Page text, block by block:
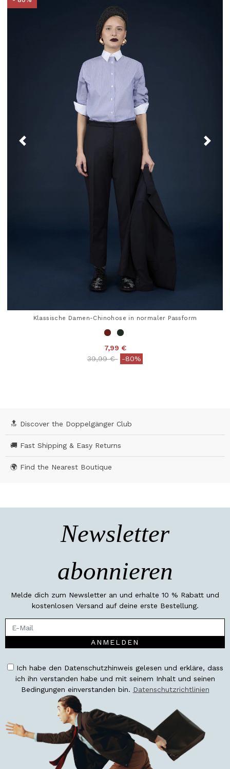
Klassische Damen-Chinohose in normaler Passform
7,99 €
Price reduced from
39,99 €to-80%
🔝 Discover the Doppelgänger Club
🚚 Fast Shipping & Easy Returns
🌍 Find the Nearest Boutique
Newsletter
abonnieren
Melde dich zum Newsletter an und erhalte 10 % Rabatt und
kostenlosen Versand auf deine erste Bestellung.
ANMELDEN
Ich habe den Datenschutzhinweis gelesen und erkläre, dass
ich ihn verstanden habe und mit seinem Inhalt und seinen
Bedingungen einverstanden bin. Datenschutzrichtlinien